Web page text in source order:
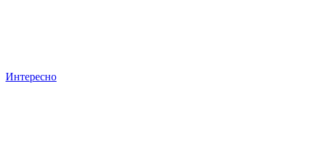
Интересно